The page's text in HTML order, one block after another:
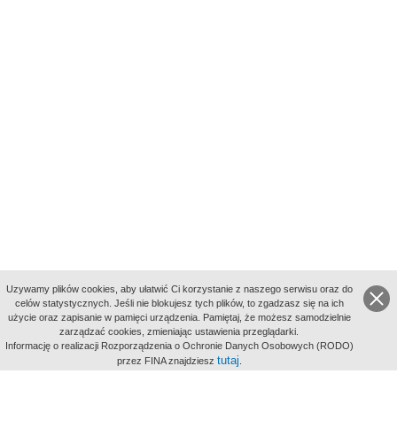
aktywności
Uzywamy plików cookies, aby ułatwić Ci korzystanie z naszego serwisu oraz do
celów statystycznych. Jeśli nie blokujesz tych plików, to zgadzasz się na ich
użycie oraz zapisanie w pamięci urządzenia. Pamiętaj, że możesz samodzielnie
zarządzać cookies, zmieniając ustawienia przeglądarki.
Informację o realizacji Rozporządzenia o Ochronie Danych Osobowych (RODO)
przez FINA znajdziesz tutaj